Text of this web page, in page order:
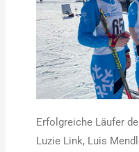
Erfolgreiche Läufer
Luzie Link, Luis